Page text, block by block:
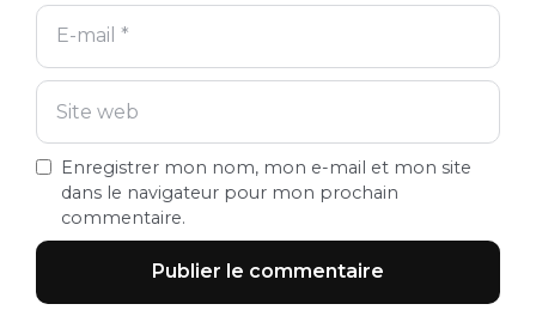
Enregistrer mon nom, mon e-mail et mon site
dans le navigateur pour mon prochain
commentaire.